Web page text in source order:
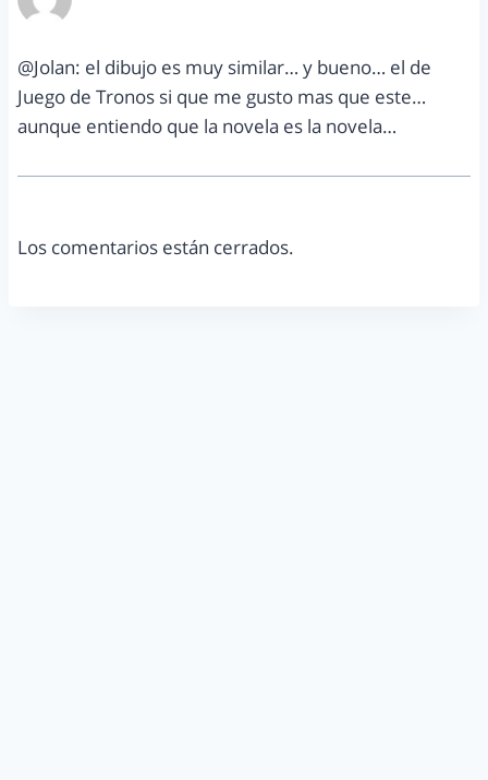
@Jolan: el dibujo es muy similar… y bueno… el de
Juego de Tronos si que me gusto mas que este…
aunque entiendo que la novela es la novela…
Los comentarios están cerrados.